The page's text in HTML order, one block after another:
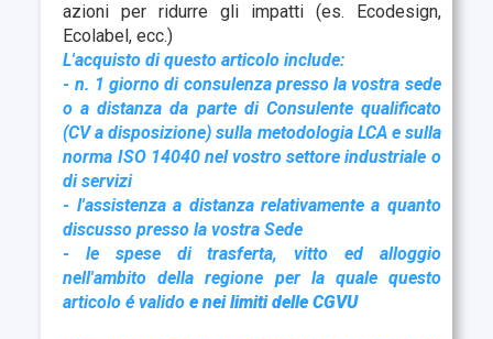
azioni per ridurre gli impatti (es. Ecodesign,
Ecolabel, ecc.)
L'acquisto di questo articolo include:
- n. 1 giorno di consulenza presso la vostra sede
o a distanza da parte di Consulente qualificato
(CV a disposizione) sulla metodologia LCA e sulla
norma ISO 14040 nel vostro settore industriale o
di servizi
- l'assistenza a distanza relativamente a quanto
discusso presso la vostra Sede
- le spese di trasferta, vitto ed alloggio
nell'ambito della regione per la quale questo
articolo é validoe nei limiti delle CGVU